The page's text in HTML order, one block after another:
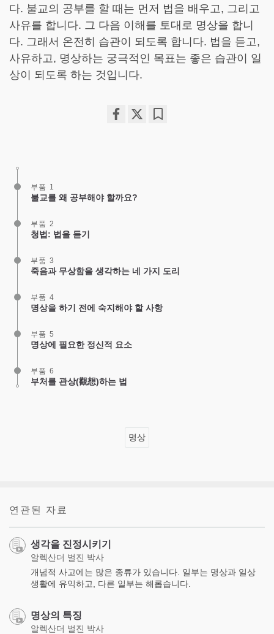
다. 불교의 공부를 할 때는 먼저 법을 배우고, 그리고
사유를 합니다. 그 다음 이해를 토대로 명상을 합니
다. 그래서 온전히 습관이 되도록 합니다. 법을 듣고,
사유하고, 명상하는 궁극적인 목표는 좋은 습관이 일
상이 되도록 하는 것입니다.
부품 1
불교를 왜 공부해야 할까요?
부품 2
청법: 법을 듣기
부품 3
죽음과 무상함을 생각하는 네 가지 도리
부품 4
명상을 하기 전에 숙지해야 할 사항
부품 5
명상에 필요한 정신적 요소
부품 6
부처를 관상(觀想)하는 법
명상
연관된 자료
생각을 진정시키기
알렉산더 벌진 박사
개념적 사고에는 많은 종류가 있습니다. 일부는 명상과 일상
생활에 유익하고, 다른 일부는 해롭습니다.
명상의 특징
알렉산더 벌진 박사